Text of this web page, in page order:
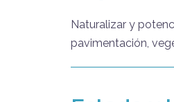
Naturalizar y
pavimentación,